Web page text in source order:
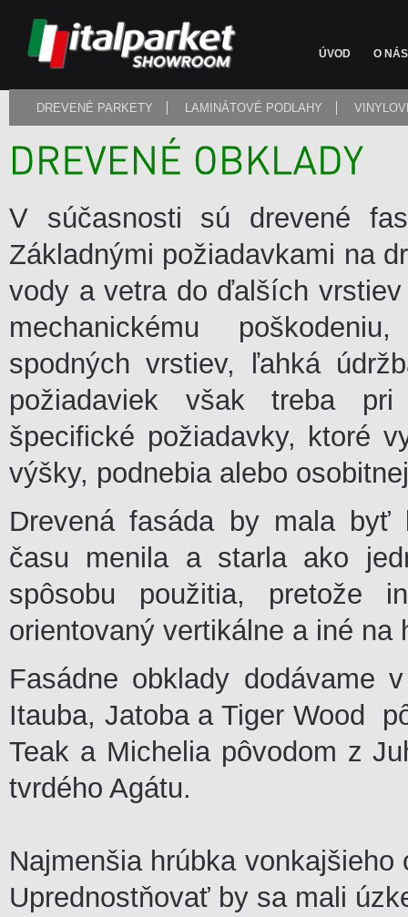
ÚVOD O NÁS
DREVENÉ PARKETY LAMINÁTOVÉ PODLAHY
V súčasnosti sú drevené
Základnými požiadavkami na
vody a vetra do ďalších
mechanickému
spodných vrstiev, ľahká
požiadaviek však treba
špecifické požiadavky, ktoré
výšky, podnebia alebo
Drevená fasáda by mala
času menila a starla ako
spôsobu použitia, pretože
orientovaný vertikálne a iné na
Fasádne obklady dodávame
Itauba, Jatoba a Tiger Wood
Teak a Michelia pôvodom z
tvrdého Agátu.
Najmenšia hrúbka
Uprednostňovať by sa mali